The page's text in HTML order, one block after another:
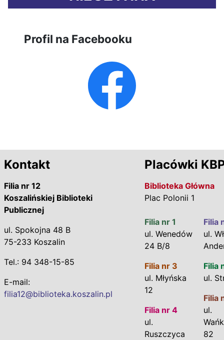
Profil na Facebooku
Kontakt
Filia nr 12
Koszalińskiej Biblioteki
Publicznej
ul. Spokojna 48 B
75-233 Koszalin
Tel.: 94 348-15-85
E-mail:
filia12@biblioteka.koszalin.pl
Placówki
Biblioteka Główna
Plac Polonii 1
Filia nr 1
ul. Wenedów
24 B/8
Filia nr 3
ul. Młyńska
12
Filia nr 4
ul.
Ruszczyca
Filia
ul.
Filia
ul.
Filia
ul.
82